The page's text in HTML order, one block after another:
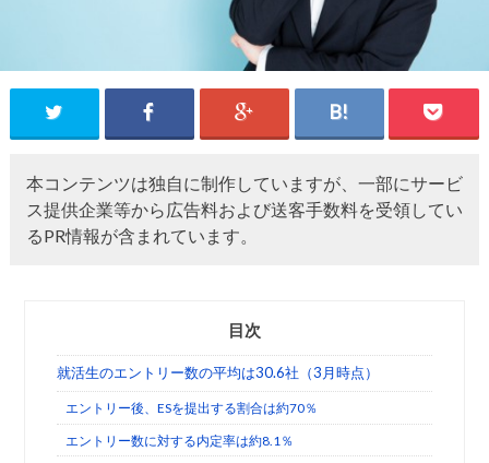
本コンテンツは独自に制作していますが、一部にサービ
ス提供企業等から広告料および送客手数料を受領してい
るPR情報が含まれています。
目次
就活生のエントリー数の平均は30.6社（3月時点）
エントリー後、ESを提出する割合は約70％
エントリー数に対する内定率は約8.1％